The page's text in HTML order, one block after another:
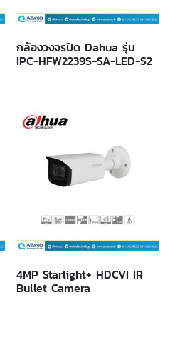
กล้องวงจรปิด Dahua รุ่น
IPC-HFW2239S-SA-LED-S2
4MP Starlight+ HDCVI IR
Bullet Camera